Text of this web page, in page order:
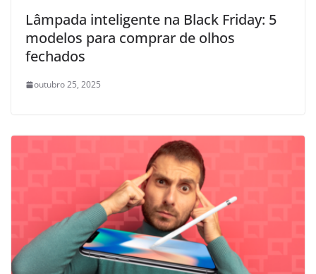
Lâmpada inteligente na Black Friday: 5
modelos para comprar de olhos
fechados
outubro 25, 2025